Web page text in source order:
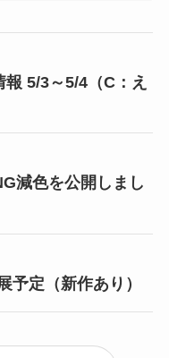
5/3～5/4（C：え
減色を公開しまし
予定（新作あり）